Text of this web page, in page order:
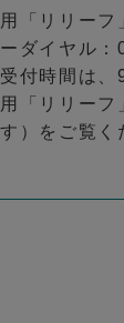
「リリーフ
ダイヤル
付時間は
「リリーフ
）をご覧く